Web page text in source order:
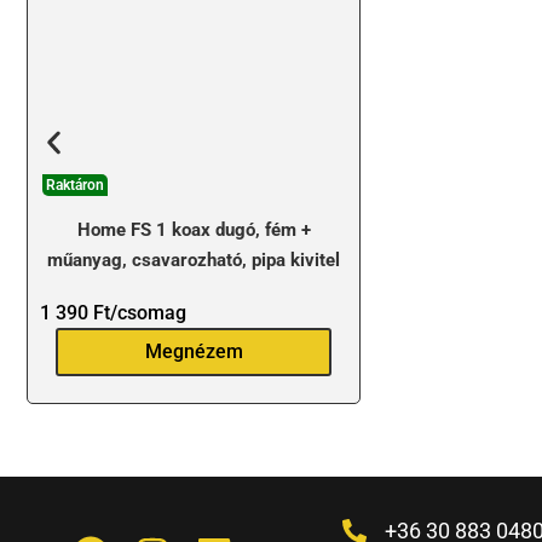
Raktáron
Home FS 1 koax dugó, fém +
műanyag, csavarozható, pipa kivitel
1 390 Ft/csomag
Megnézem
+36 30 883 0480